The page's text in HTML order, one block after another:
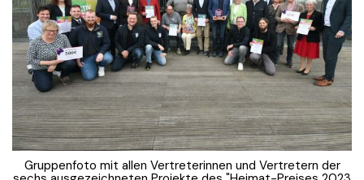
Gruppenfoto mit allen Vertreterinnen und Vertretern der